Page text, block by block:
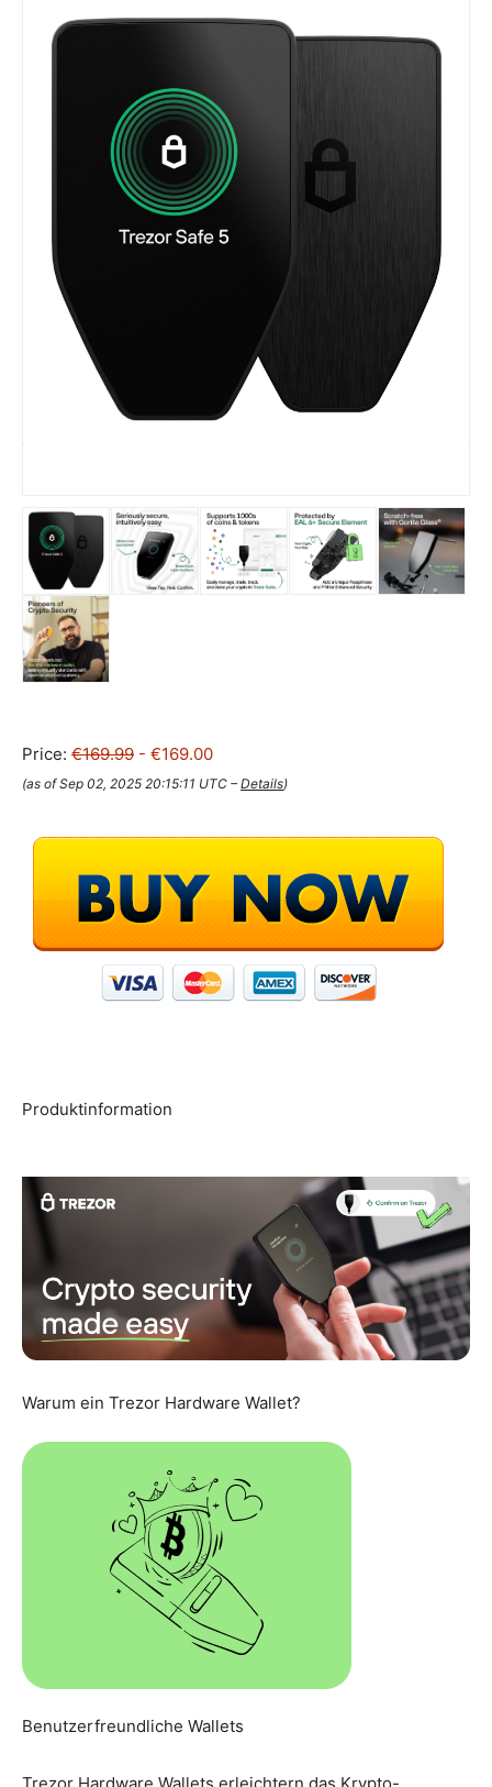
Price: €169.99 - €169.00
(as of Sep 02, 2025 20:15:11 UTC –Details)
Produktinformation
Warum ein Trezor Hardware Wallet?
Benutzerfreundliche Wallets